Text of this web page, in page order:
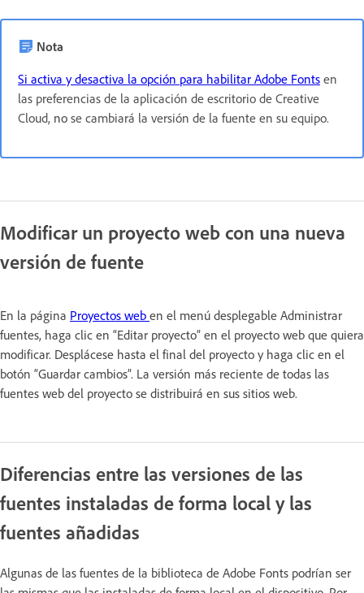
Nota
Si activa y desactiva la opción para habilitar Adobe Fonts en
las preferencias de la aplicación de escritorio de Creative
Cloud, no se cambiará la versión de la fuente en su equipo.
Modificar un proyecto web con una nueva
versión de fuente
En la página Proyectos web en el menú desplegable Administrar
fuentes, haga clic en “Editar proyecto” en el proyecto web que quiera
modificar. Desplácese hasta el final del proyecto y haga clic en el
botón “Guardar cambios”. La versión más reciente de todas las
fuentes web del proyecto se distribuirá en sus sitios web.
Diferencias entre las versiones de las
fuentes instaladas de forma local y las
fuentes añadidas
Algunas de las fuentes de la biblioteca de Adobe Fonts podrían ser